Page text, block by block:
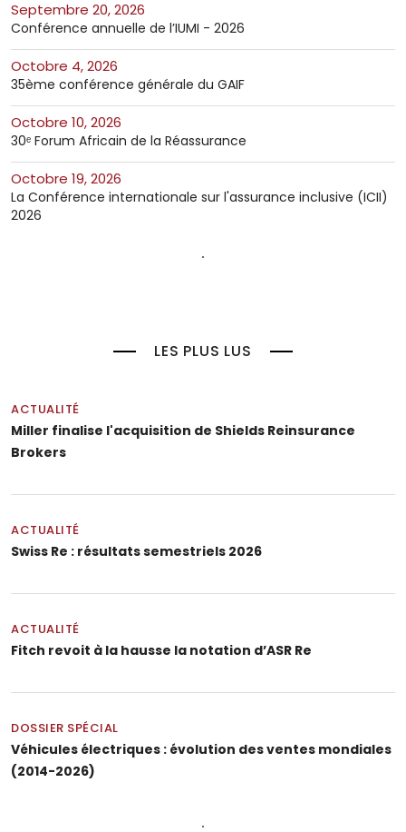
septembre 20, 2026
Conférence annuelle de l’IUMI - 2026
octobre 4, 2026
35ème conférence générale du GAIF
octobre 10, 2026
30ᵉ Forum Africain de la Réassurance
octobre 19, 2026
La Conférence internationale sur l'assurance inclusive (ICII)
2026
LES PLUS LUS
ACTUALITÉ
Miller finalise l'acquisition de Shields Reinsurance
Brokers
ACTUALITÉ
Swiss Re : résultats semestriels 2026
ACTUALITÉ
Fitch revoit à la hausse la notation d’ASR Re
DOSSIER SPÉCIAL
Véhicules électriques : évolution des ventes mondiales
(2014-2026)